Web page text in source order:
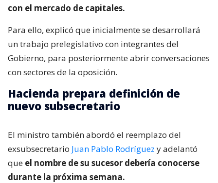
con el mercado de capitales.
Para ello, explicó que inicialmente se desarrollará
un trabajo prelegislativo con integrantes del
Gobierno, para posteriormente abrir conversaciones
con sectores de la oposición.
Hacienda prepara definición de
nuevo subsecretario
El ministro también abordó el reemplazo del
exsubsecretario Juan Pablo Rodríguez y adelantó
que el nombre de su sucesor debería conocerse
durante la próxima semana.